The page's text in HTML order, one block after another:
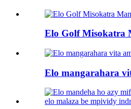
Elo Golf Misokatra
Elo mangarahara